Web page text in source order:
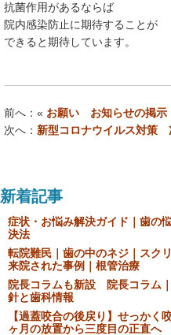
抗菌作用があるならば
院内感染防止に期待することが
できると期待しています。
前へ：« お願い お知らせの掲
次へ： 新型コロナウイルス対策
新着記事
症状・お悩み解決ガイド｜歯の
決法
転院難民｜歯の中のネジ｜スク
来院された事例｜根管治療
院長コラムも新設 院長コラム
針と歯科情報
【過蓋咬合の後戻り】せっか
ヶ月の放置から三度目の正直へ